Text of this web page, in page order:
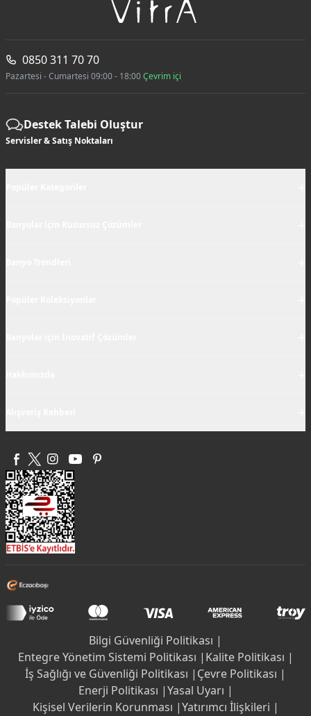
0850 311 70 70
Pazartesi - Cumartesi 09:00 - 18:00Çevrim içi
Destek Talebi Oluştur
Servisler & Satış Noktaları
Bilgi Güvenliği Politikası |
Entegre Yönetim Sistemi Politikası | Kalite Politikası |
İş Sağlığı ve Güvenliği Politikası | Çevre Politikası |
Enerji Politikası |Yasal Uyarı |
Kişisel Verilerin Korunması |Yatırımcı İlişkileri |